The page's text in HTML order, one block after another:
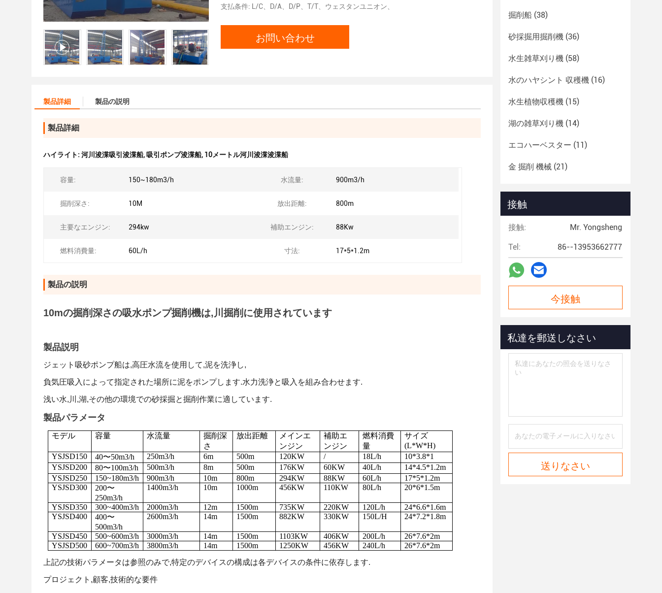
支払条件: L/C、D/A、D/P、T/T、ウェスタンユニオン、
お問い合わせ
製品詳細 製品の説明
製品詳細
ハイライト: 河川浚渫吸引浚渫船, 吸引ポンプ浚渫船, 10メートル河川浚渫浚渫船
容量: 150~180m3/h 水流量: 900m3/h
掘削深さ: 10M 放出距離: 800m
主要なエンジン: 294kw 補助エンジン: 88Kw
燃料消費量: 60L/h 寸法: 17*5*1.2m
製品の説明
10mの掘削深さの吸水ポンプ掘削機は,川掘削に使用されています
製品説明
ジェット吸砂ポンプ船は,高圧水流を使用して,泥を洗浄し,
負気圧吸入によって指定された場所に泥をポンプします.水力洗浄と吸入を組み合わせます.
浅い水,川,湖,その他の環境での砂採掘と掘削作業に適しています.
製品パラメータ
モデル 容量 水流量
掘削深
さ
放出距離
メインエ
ンジン
補助エ
ンジン
燃料消費
量
サイズ
(L*W*H)
YSJSD150
40〜50m3/h 250m3/h 6m 500m 120KW / 18L/h
10*3.8*1
YSJSD200
80〜100m3/h 500m3/h 8m 500m 176KW 60KW 40L/h
14*4.5*1.2m
YSJSD250
150~180m3/h 900m3/h 10m 800m 294KW 88KW 60L/h
17*5*1.2m
YSJSD300
200〜
250m3/h
1400m3/h 10m 1000m 456KW 110KW 80L/h 20*6*1.5m
YSJSD350 300~400m3/h 2000m3/h 12m 1500m 735KW 220KW 120L/h
24*6.6*1.6m
YSJSD400
400〜
500m3/h
2600m3/h 14m 1500m 882KW 330KW 150L/H 24*7.2*1.8m
YSJSD450 500~600m3/h 3000m3/h 14m 1500m 1103KW 406KW 200L/h
26*7.6*2m
YSJSD500
600~700m3/h 3800m3/h 14m 1500m 1250KW 456KW 240L/h
26*7.6*2m
上記の技術パラメータは参照のみで,特定のデバイスの構成は各デバイスの条件に依存します.
プロジェクト,顧客,技術的な要件
掘削船 (38)
砂採掘用掘削機 (36)
水生雑草刈り機 (58)
水のハヤシント 収穫機 (16)
水生植物収穫機 (15)
湖の雑草刈り機 (14)
エコハーベスター (11)
金 掘削 機械 (21)
接触
接触: Mr. Yongsheng
Tel: 86--13953662777
今接触
私達を郵送しなさい
送りなさい